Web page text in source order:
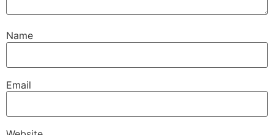
Name
Email